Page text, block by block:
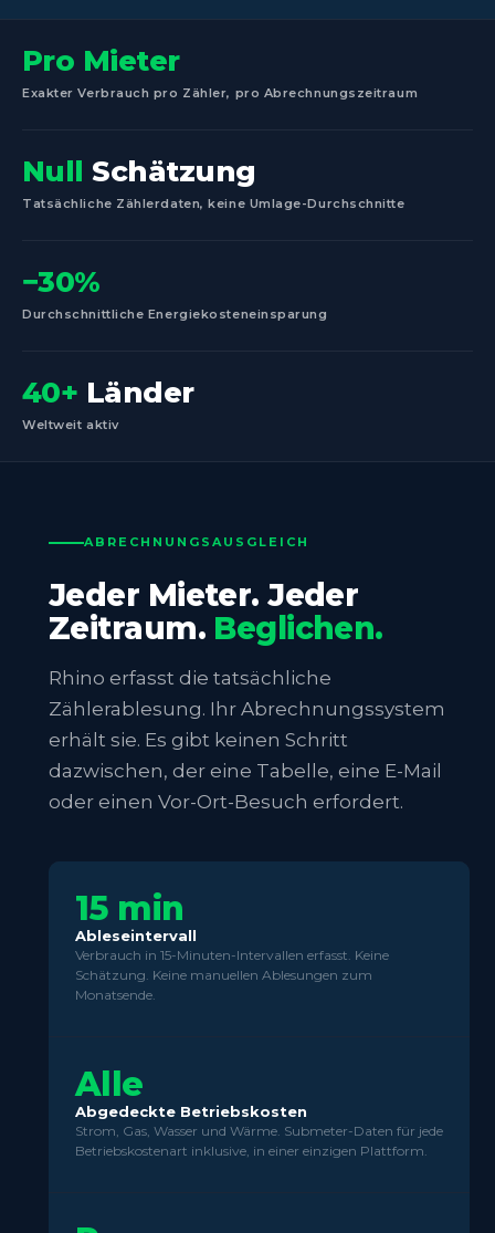
Pro Mieter
Exakter Verbrauch pro Zähler, pro Abrechnungszeitraum
Null Schätzung
Tatsächliche Zählerdaten, keine Umlage-Durchschnitte
−30%
Durchschnittliche Energiekosteneinsparung
40+ Länder
Weltweit aktiv
ABRECHNUNGSAUSGLEICH
Jeder Mieter. Jeder
Zeitraum. Beglichen.
Rhino erfasst die tatsächliche
Zählerablesung. Ihr Abrechnungssystem
erhält sie. Es gibt keinen Schritt
dazwischen, der eine Tabelle, eine E-Mail
oder einen Vor-Ort-Besuch erfordert.
15 min
Ableseintervall
Verbrauch in 15-Minuten-Intervallen erfasst. Keine
Schätzung. Keine manuellen Ablesungen zum
Monatsende.
Alle
Abgedeckte Betriebskosten
Strom, Gas, Wasser und Wärme. Submeter-Daten für jede
Betriebskostenart inklusive, in einer einzigen Plattform.